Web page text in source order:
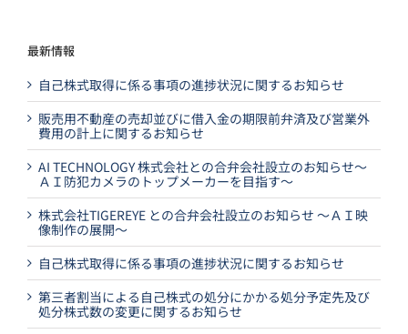
最新情報
自己株式取得に係る事項の進捗状況に関するお知らせ
販売用不動産の売却並びに借入金の期限前弁済及び営業外
費用の計上に関するお知らせ
AI TECHNOLOGY 株式会社との合弁会社設立のお知らせ～
ＡＩ防犯カメラのトップメーカーを目指す～
株式会社TIGEREYE との合弁会社設立のお知らせ ～ＡＩ映
像制作の展開～
自己株式取得に係る事項の進捗状況に関するお知らせ
第三者割当による自己株式の処分にかかる処分予定先及び
処分株式数の変更に関するお知らせ